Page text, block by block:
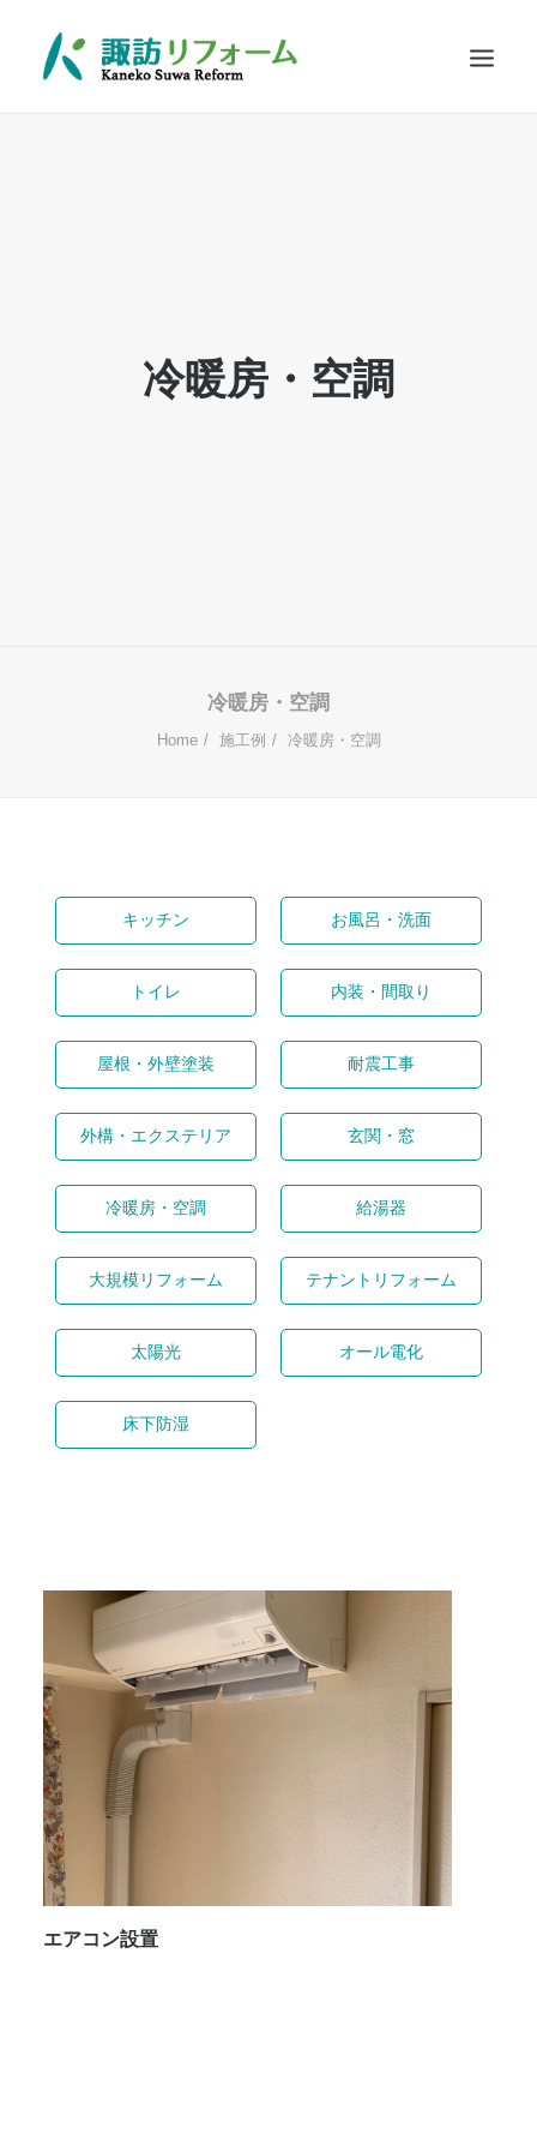
お問い合わせ冷暖房・空調
冷暖房・空調
Home 施工例 冷暖房・空調
キッチン お風呂・洗面
トイレ 内装・間取り
屋根・外壁塗装 耐震工事
外構・エクステリア 玄関・窓
冷暖房・空調 給湯器
大規模リフォーム テナントリフォーム
太陽光 オール電化
床下防湿
エアコン設置